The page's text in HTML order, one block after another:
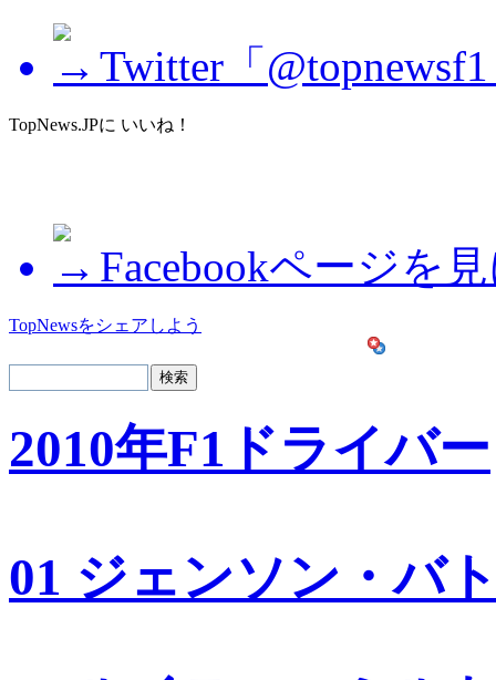
Twitter「
TopNews.JPに いいね！
Facebookページを
TopNewsをシェアしよう
2010年F1ドライバー
01 ジェンソン・バ